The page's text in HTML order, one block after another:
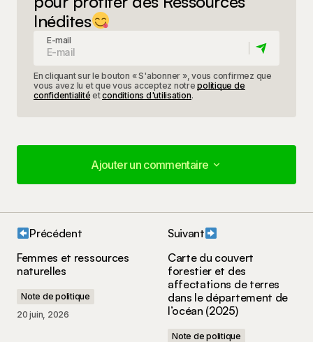
Inédites
E-mail
En cliquant sur le bouton « S'abonner », vous confirmez que
vous avez lu et que vous acceptez notrepolitique de
confidentialité etconditions d'utilisation.
Ajouter un commentaire
Ajouter un commentaire
champs obligatoires sont indiqués avec*
Votre commentaire
Précédent
Femmes et ressources
naturelles
Note de politique
20 juin, 2026
Suivant
Carte du couvert
forestier et des
affectations de terres
dans le département de
l’océan (2025)
Note de politique